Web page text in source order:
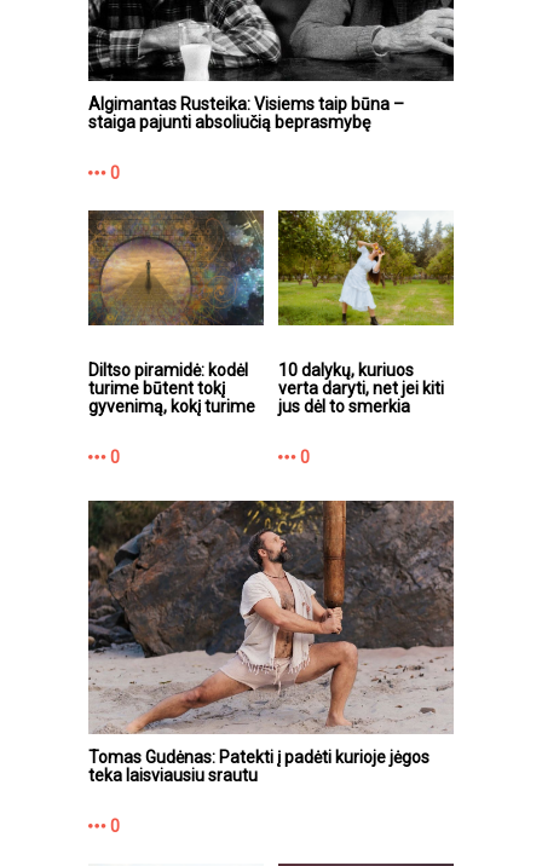
Algimantas Rusteika: Visiems taip būna –
staiga pajunti absoliučią beprasmybę
0
Diltso piramidė: kodėl
turime būtent tokį
gyvenimą, kokį turime
0
10 dalykų, kuriuos
verta daryti, net jei kiti
jus dėl to smerkia
0
Tomas Gudėnas: Patekti į padėti kurioje jėgos
teka laisviausiu srautu
0